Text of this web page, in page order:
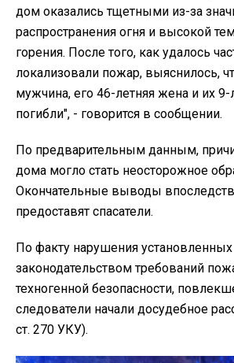
дом оказались тщетными из-за
распространения огня и высокой
горения. После того, как удалось
локализовали пожар, выяснилось,
мужчина, его 46-летняя жена и их
погибли", - говорится в сообщении.
По предварительным данным,
дома могло стать неосторожное
Окончательные выводы
предоставят спасатели.
По факту нарушения установленных
законодательством требований
техногенной безопасности,
следователи начали досудебное
ст. 270 УКУ).